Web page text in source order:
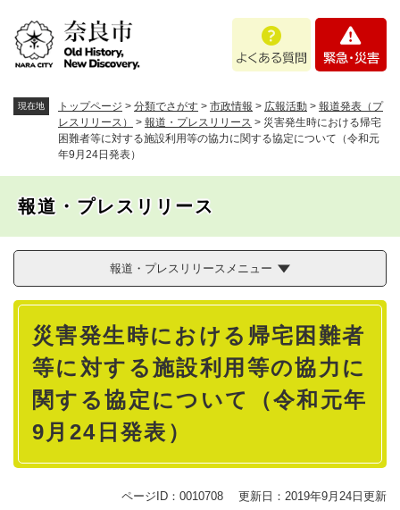
あ
問
・
現在地 トップページ > 分類でさがす > 市政情報 > 広報活動 > 報道発表（プ
レスリリース）
> 報道・プレスリリース > 災害発生時における帰宅
困難者等に対する施設利用等の協力に関する協定について（令和元
年9月24日発表）
報道・プレスリリース
報道・プレスリリースメニュー
本
災害発生時における帰宅困難者
等に対する施設利用等の協力に
関する協定について（令和元年
9月24日発表）
ページID：0010708 更新日：2019年9月24日更新